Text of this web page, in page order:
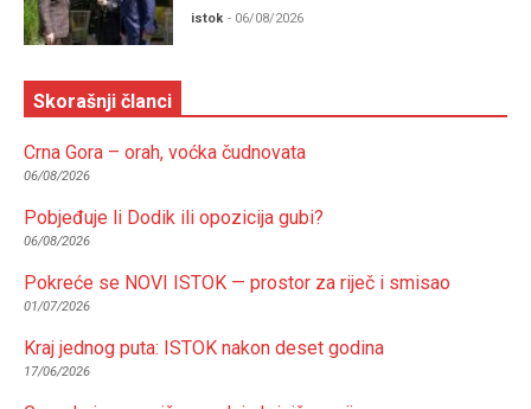
istok - 06/08/2026
Skorašnji članci
Crna Gora – orah, voćka čudnovata
06/08/2026
Pobjeđuje li Dodik ili opozicija gubi?
06/08/2026
Pokreće se NOVI ISTOK — prostor za riječ i smisao
01/07/2026
Kraj jednog puta: ISTOK nakon deset godina
17/06/2026